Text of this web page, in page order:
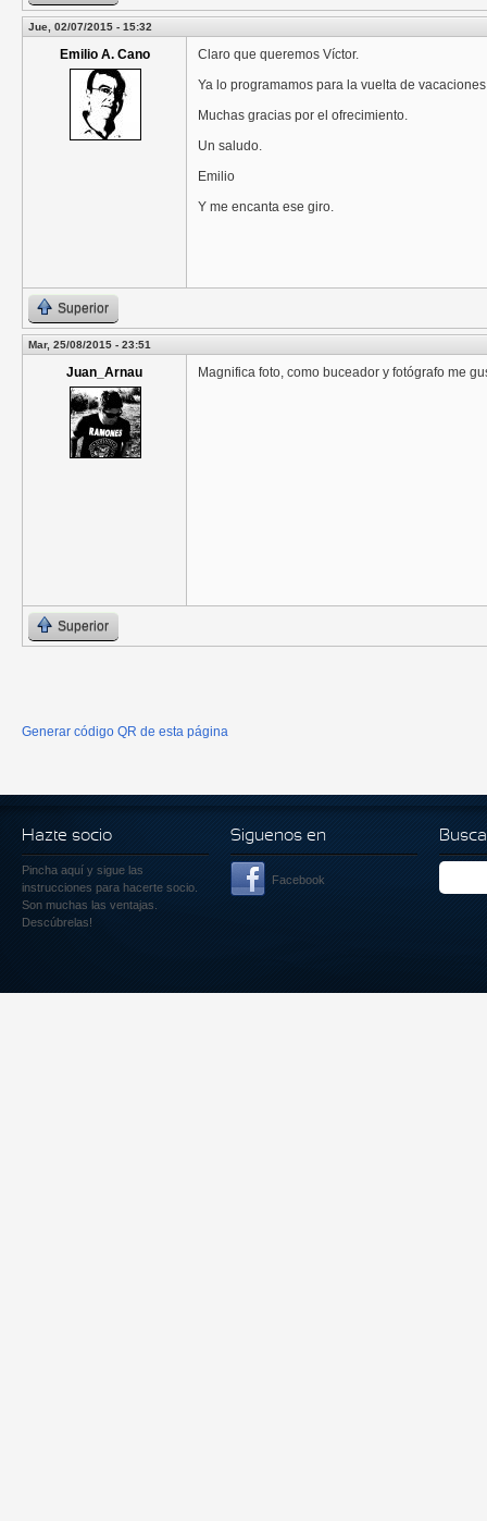
Jue, 02/07/2015 - 15:32
Emilio A. Cano
Claro que queremos Víctor.
Ya lo programamos para la vuelta de
Muchas gracias por el ofrecimiento.
Un saludo.
Emilio
Y me encanta ese giro.
Superior
Mar, 25/08/2015 - 23:51
Juan_Arnau Magnifica foto, como buceador y fotógrafo me
Superior
Generar código QR de esta página
Hazte socio
Pincha aquí y sigue las
instrucciones para hacerte socio.
Son muchas las ventajas.
Descúbrelas!
Siguenos en
Facebook